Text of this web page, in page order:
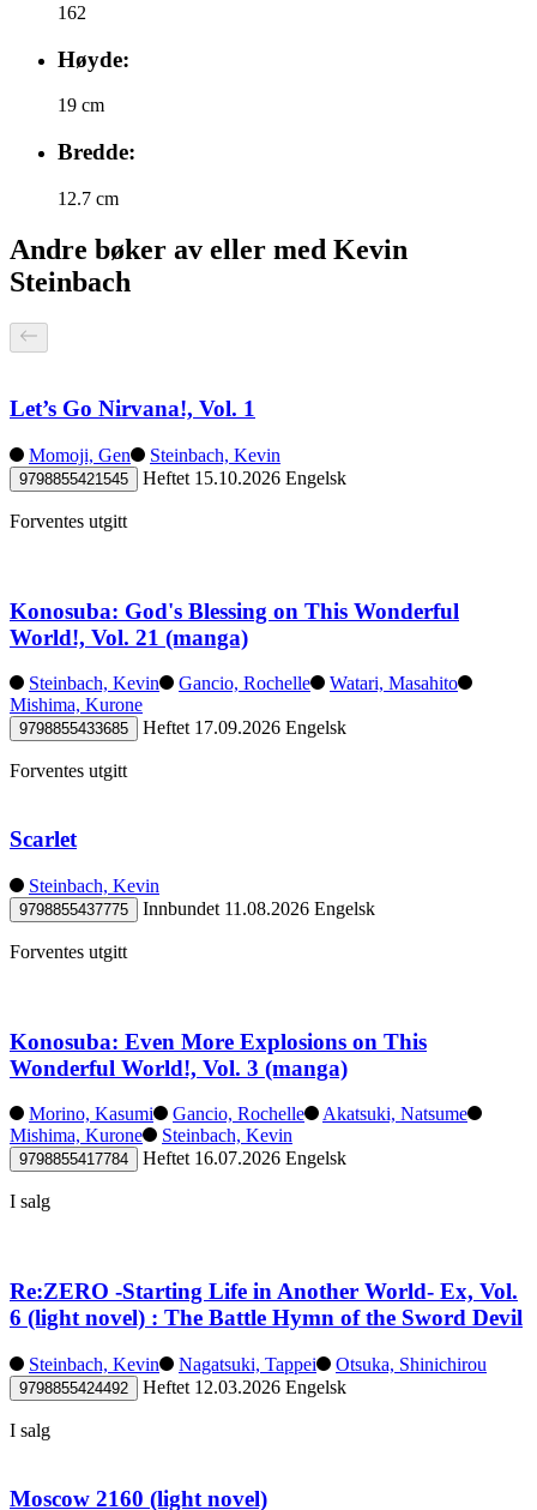
162
Høyde:
19 cm
Bredde:
12.7 cm
Andre bøker av eller med Kevin
Steinbach
Let’s Go Nirvana!, Vol. 1
Momoji, Gen Steinbach, Kevin
9798855421545 Heftet 15.10.2026 Engelsk
Forventes utgitt
Konosuba: God's Blessing on This Wonderful
World!, Vol. 21 (manga)
Steinbach, Kevin Gancio, Rochelle
Watari, Masahito
Mishima, Kurone
9798855433685 Heftet 17.09.2026 Engelsk
Forventes utgitt
Scarlet
Steinbach, Kevin
9798855437775 Innbundet 11.08.2026 Engelsk
Forventes utgitt
Konosuba: Even More Explosions on This
Wonderful World!, Vol. 3 (manga)
Morino, Kasumi Gancio, Rochelle
Akatsuki, Natsume
Mishima, Kurone
Steinbach, Kevin
9798855417784 Heftet 16.07.2026 Engelsk
I salg
Re:ZERO -Starting Life in Another World- Ex, Vol.
6 (light novel) : The Battle Hymn of the Sword Devil
Steinbach, Kevin Nagatsuki, Tappei Otsuka, Shinichirou
9798855424492 Heftet 12.03.2026 Engelsk
I salg
Moscow 2160 (light novel)